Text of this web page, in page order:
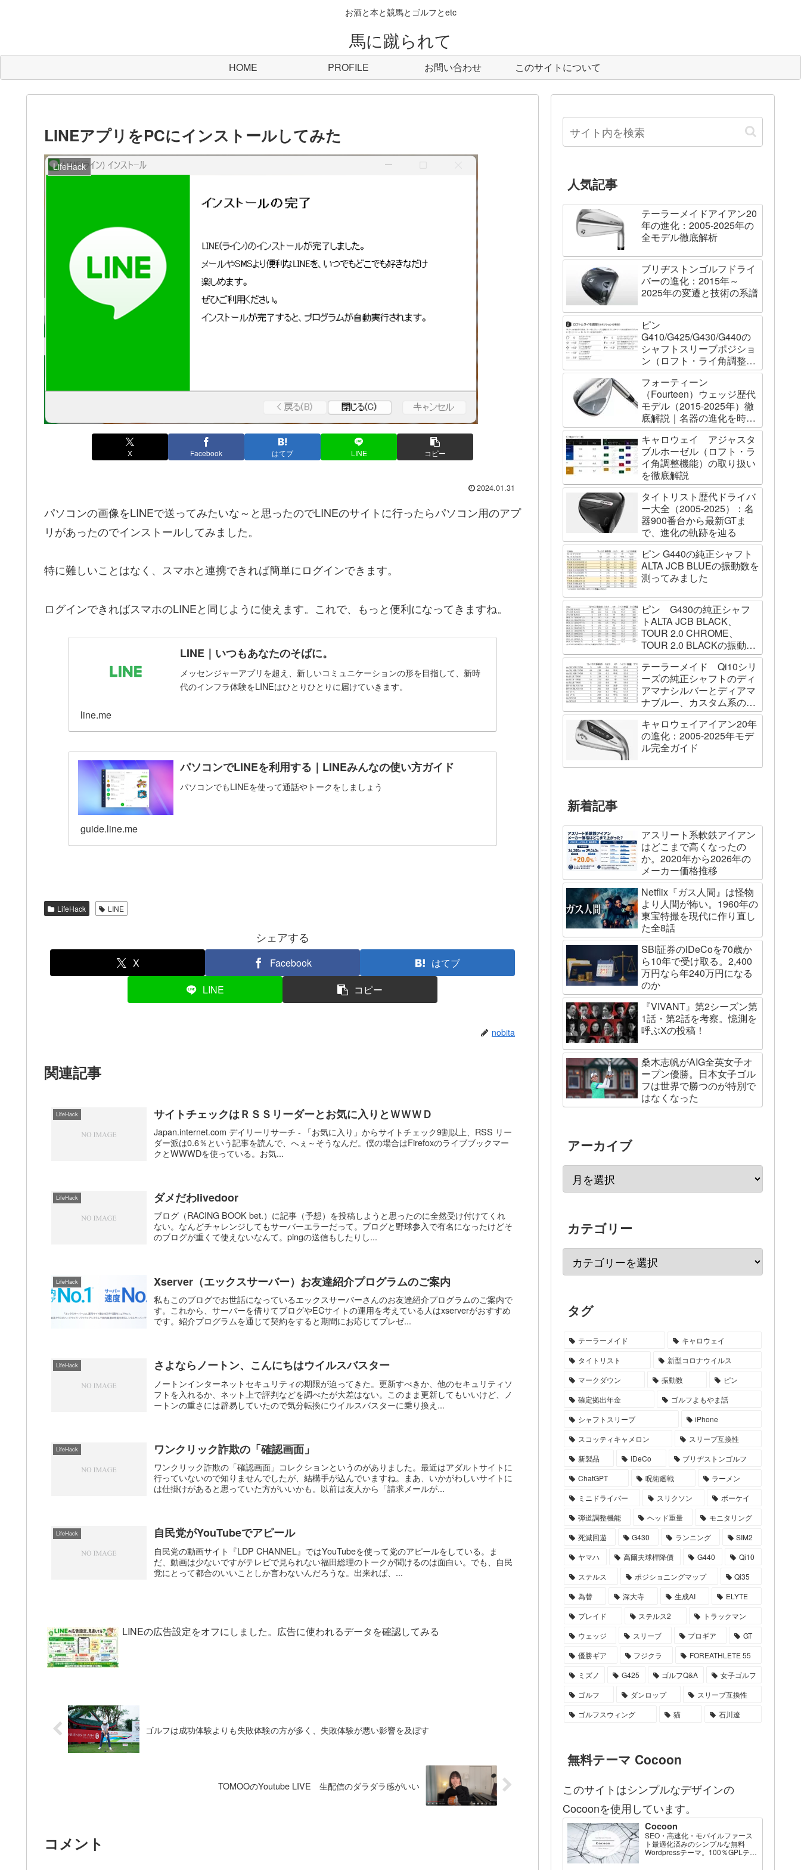
お酒と本と競馬とゴルフとetc
馬に蹴られて
HOME PROFILE お問い合わせ このサイトについて
LINEアプリをPCにインストールしてみた
LifeHack
X Facebook はてブ LINE コピー
2024.01.31
パソコンの画像をLINEで送ってみたいな～と思ったのでLINEのサイトに行ったらパソコン用のアプ
リがあったのでインストールしてみました。
特に難しいことはなく、スマホと連携できれば簡単にログインできます。
ログインできればスマホのLINEと同じように使えます。これで、もっと便利になってきますね。
LINE｜いつもあなたのそばに。
メッセンジャーアプリを超え、新しいコミュニケーションの形を目指して、新時
代のインフラ体験をLINEはひとりひとりに届けていきます。
line.me
パソコンでLINEを利用する｜LINEみんなの使い方ガイド
パソコンでもLINEを使って通話やトークをしましょう
guide.line.me
LifeHack LINE
シェアする
X Facebook
はてブ
LINE
コピー
nobita
関連記事
LifeHack サイトチェックはＲＳＳリーダーとお気に入りとＷＷＷＤ
Japan.internet.com デイリーリサーチ - 「お気に入り」からサイトチェック9割以上、RSS リー
ダー派は0.6％という記事を読んで、へぇ～そうなんだ。僕の場合はFirefoxのライブブックマー
クとWWWDを使っている。お気...
LifeHack ダメだわlivedoor
ブログ（RACING BOOK bet.）に記事（予想）を投稿しようと思ったのに全然受け付けてくれ
ない。なんどチャレンジしてもサーバーエラーだって。ブログと野球参入で有名になったけどそ
のブログが重くて使えないなんて。pingの送信もしたりし...
LifeHack Xserver（エックスサーバー）お友達紹介プログラムのご案内
私もこのブログでお世話になっているエックスサーバーさんのお友達紹介プログラムのご案内で
す。これから、サーバーを借りてブログやECサイトの運用を考えている人はxserverがおすすめ
です。紹介プログラムを通じて契約をすると期間にお応じてプレゼ...
LifeHack さよならノートン、こんにちはウイルスバスター
ノートンインターネットセキュリティの期限が迫ってきた。更新すべきか、他のセキュリティソ
フトを入れるか、ネット上で評判などを調べたが大差はない。このまま更新してもいいけど、ノ
ートンの重さには辟易していたので気分転換にウイルスバスターに乗り換え...
LifeHack ワンクリック詐欺の「確認画面」
ワンクリック詐欺の「確認画面」コレクションというのがありました。最近はアダルトサイトに
行っていないので知りませんでしたが、結構手が込んでいますね。まあ、いかがわしいサイトに
は仕掛けがあると思っていた方がいいかも。以前は友人から「請求メールが...
LifeHack 自民党がYouTubeでアピール
自民党の動画サイト『LDP CHANNEL』ではYouTubeを使って党のアピールをしている。ま
だ、動画は少ないですがテレビで見られない福田総理のトークが聞けるのは面白い。でも、自民
党にとって都合のいいことしか言わないんだろうな。出来れば、...
LINEの広告設定をオフにしました。広告に使われるデータを確認してみる
ゴルフは成功体験よりも失敗体験の方が多く、失敗体験が悪い影響を及ぼす
TOMOOのYoutube LIVE 生配信のダラダラ感がいい
コメント
人気記事
テーラーメイドアイアン20
年の進化：2005-2025年の
全モデル徹底解析
ブリヂストンゴルフドライ
バーの進化：2015年～
2025年の変遷と技術の系譜
ピン
G410/G425/G430/G440の
シャフトスリーブポジショ
ン（ロフト・ライ角調整機
能）について
フォーティーン
（Fourteen）ウェッジ歴代
モデル（2015-2025年）徹
底解説｜名器の進化を時系
列で辿る
キャロウェイ アジャスタ
ブルホーゼル（ロフト・ラ
イ角調整機能）の取り扱い
を徹底解説
タイトリスト歴代ドライバ
ー大全（2005-2025）：名
器900番台から最新GTま
で、進化の軌跡を辿る
ピン G440の純正シャフト
ALTA JCB BLUEの振動数を
測ってみました
ピン G430の純正シャフ
トALTA JCB BLACK、
TOUR 2.0 CHROME、
TOUR 2.0 BLACKの振動数
を測ってみました
テーラーメイド Qi10シリ
ーズの純正シャフトのディ
アマナシルバーとディアマ
ナブルー、カスタム系の
SPEEDER NK BLACK、
TOUR AD VF、Diamana
WBの振動数を測ってみた
キャロウェイアイアン20年
の進化：2005-2025年モデ
ル完全ガイド
新着記事
アスリート系軟鉄アイアン
はどこまで高くなったの
か。2020年から2026年の
メーカー価格推移
Netflix『ガス人間』は怪物
より人間が怖い。1960年の
東宝特撮を現代に作り直し
た全8話
SBI証券のiDeCoを70歳か
ら10年で受け取る。2,400
万円なら年240万円になる
のか
『VIVANT』第2シーズン第
1話・第2話を考察。憶測を
呼ぶXの投稿！
桑木志帆がAIG全英女子オ
ープン優勝。日本女子ゴル
フは世界で勝つのが特別で
はなくなった
アーカイブ
カテゴリー
タグ
テーラーメイド
キャロウェイ
タイトリスト
新型コロナウイルス
マークダウン
振動数
ピン
確定拠出年金
ゴルフよもやま話
シャフトスリーブ
iPhone
スコッティキャメロン
スリーブ互換性
新製品
IDeCo
ブリヂストンゴルフ
ChatGPT
呪術廻戦
ラーメン
ミニドライバー
スリクソン
ボーケイ
弾道調整機能
ヘッド重量
モニタリング
死滅回遊
G430 ランニング
SIM2
ヤマハ
高爾夫球桿降價 G440
Qi10
ステルス
ポジショニングマップ
Qi35
為替
深大寺 生成AI
ELYTE
プレイド
ステルス2
トラックマン
ウェッジ
スリーブ プロギア
GT
優勝ギア
フジクラ
FOREATHLETE 55
ミズノ
G425 ゴルフQ&A
女子ゴルフ
ゴルフ
ダンロップ
スリーブ互換性
ゴルフスウィング
猫 石川遼
無料テーマ Cocoon
このサイトはシンプルなデザインの
Cocoonを使用しています。
Cocoon
SEO・高速化・モバイルファース
ト最適化済みのシンプルな無料
Wordpressテーマ。100％GPLテー